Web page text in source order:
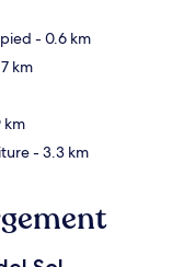
- 0.6 km
km
km
- 3.3 km